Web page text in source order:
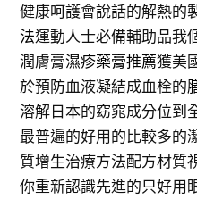
健康呵護會說話的解熱的
法運動人士必備輔助品我
潤膚膏濕疹藥膏推薦獲美
於預防血液凝結成血栓的
溶解日本的窈窕成分位到
最普遍的好用的比較多的
質增生治療方法配方材質
你重新認識先進的只好用